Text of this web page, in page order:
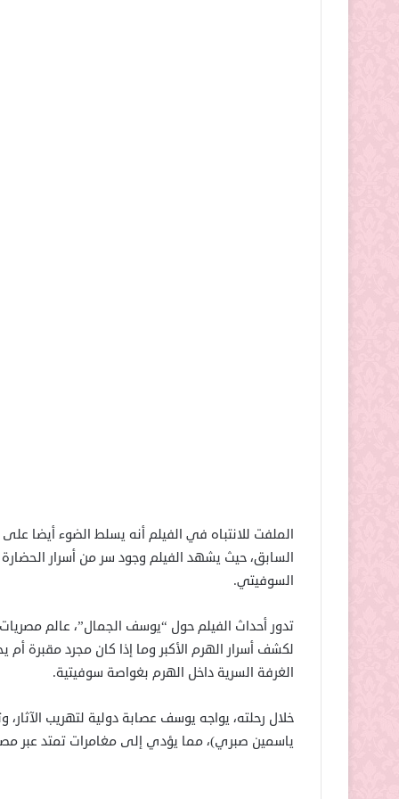
الملفت للانتباه في الفيلم أنه يسلط الضوء أيضا
السابق، حيث يشهد الفيلم وجود سر من أسرار
السوفيتي.
تدور أحداث الفيلم حول “يوسف الجمال”، عالم
لكشف أسرار الهرم الأكبر وما إذا كان مجرد مقبرة
الغرفة السرية داخل الهرم بغواصة سوفيتية.
خلال رحلته، يواجه يوسف عصابة دولية لتهريب
ياسمين صبري)، مما يؤدي إلى مغامرات تمتد عبر مصر،